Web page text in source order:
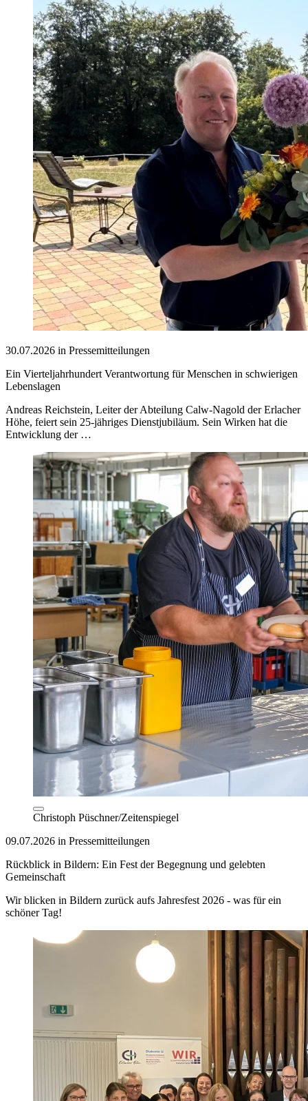
30.07.2026 in Pressemitteilungen
Ein Vierteljahrhundert Verantwortung für Menschen in schwierigen
Lebenslagen
Andreas Reichstein, Leiter der Abteilung Calw-Nagold der Erlacher
Höhe, feiert sein 25-jähriges Dienstjubiläum. Sein Wirken hat die
Entwicklung der …
Christoph Püschner/Zeitenspiegel
09.07.2026 in Pressemitteilungen
Rückblick in Bildern: Ein Fest der Begegnung und gelebten
Gemeinschaft
Wir blicken in Bildern zurück aufs Jahresfest 2026 - was für ein
schöner Tag!